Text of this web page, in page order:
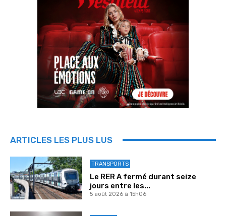
ARTICLES LES PLUS LUS
TRANSPORTS
Le RER A fermé durant seize
jours entre les...
5 août 2026 à 15h06